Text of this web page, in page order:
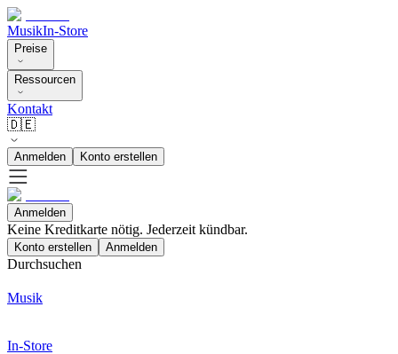
MusikIn-Store
Preise
Ressourcen
Kontakt
🇩🇪
Anmelden Konto erstellen
Anmelden
Keine Kreditkarte nötig. Jederzeit kündbar.
Konto erstellen Anmelden
Durchsuchen
Musik
In-Store